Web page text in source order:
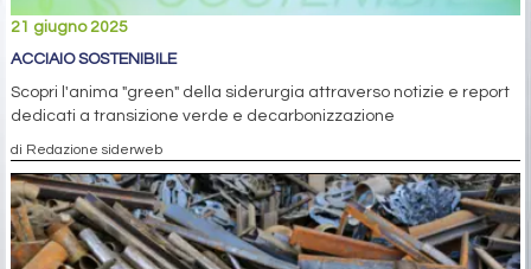
21 giugno 2025
ACCIAIO SOSTENIBILE
Scopri l'anima "green" della siderurgia attraverso notizie e report
dedicati a transizione verde e decarbonizzazione
di Redazione siderweb